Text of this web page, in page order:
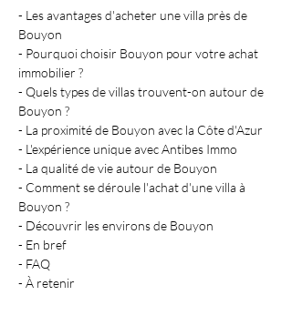
- Les avantages d'acheter une villa près de
Bouyon
- Pourquoi choisir Bouyon pour votre achat
immobilier ?
- Quels types de villas trouvent-on autour de
Bouyon ?
- La proximité de Bouyon avec la Côte d'Azur
- L'expérience unique avec Antibes Immo
- La qualité de vie autour de Bouyon
- Comment se déroule l'achat d'une villa à
Bouyon ?
- Découvrir les environs de Bouyon
- En bref
- FAQ
- À retenir